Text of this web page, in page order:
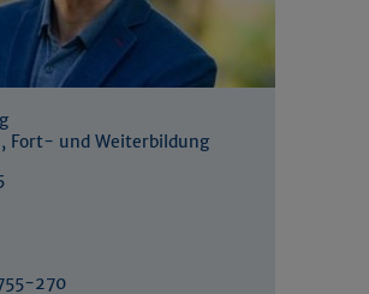
und Weiterbildung
270